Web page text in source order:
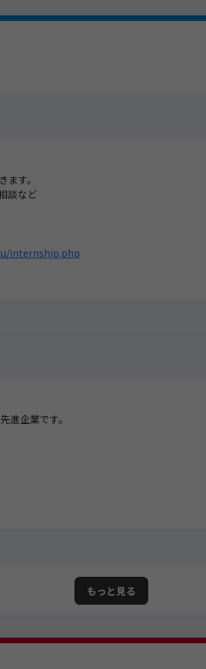
す。
談など
internship.php
進企業です。
もっと見る